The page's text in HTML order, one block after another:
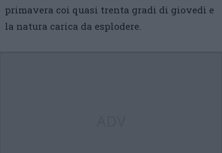
primavera coi quasi trenta gradi di giovedì e
la natura carica da esplodere.